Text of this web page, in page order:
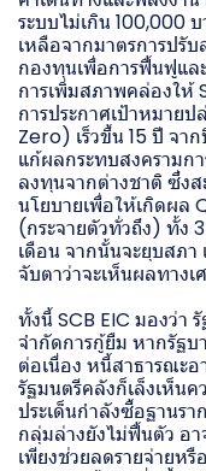
ระบบไม่เกิน 100,000
เหลือจากมาตรการปรั
กองทุนเพื่อการฟื้นฟูแล
การเพิ่มสภาพคล่องให้
การประกาศเป้าหมาย
Zero) เร็วขึ้น 15 ปี จา
แก้ผลกระทบสงครามก
ลงทุนจากต่างชาติ ซึ่งส
นโยบายเพื่อให้เกิดผล
(กระจายตัวทั่วถึง) ทั้ง
เดือน จากนั้นจะยุบสภ
จับตาว่าจะเห็นผลทาง
ทั้งนี้ SCB EIC มองว่า
จำกัดการกู้ยืม หากรัฐ
ต่อเนื่อง หนี้สาธารณะ
รัฐมนตรีคลังก็เล็งเห็น
ประเด็นกำลังซื้อฐานรา
กลุ่มล่างยังไม่ฟื้นตัว อา
เพียงช่วยลดรายจ่ายห